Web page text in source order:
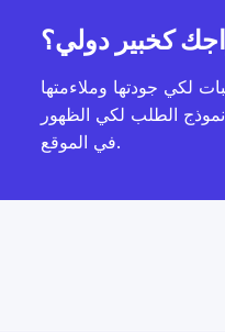
كخبير دولي؟
لكي جودتها وملاءمتها
الطلب لكي الظهور
في الموقع.